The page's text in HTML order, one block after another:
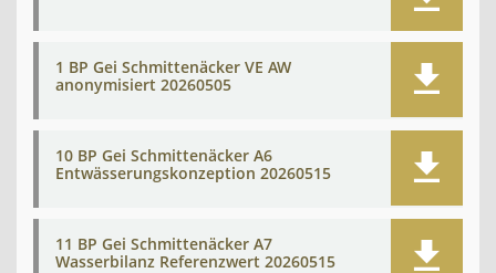
1 BP Gei Schmittenäcker VE AW
anonymisiert 20260505
10 BP Gei Schmittenäcker A6
Entwässerungskonzeption 20260515
11 BP Gei Schmittenäcker A7
Wasserbilanz Referenzwert 20260515